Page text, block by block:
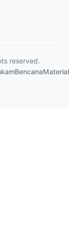
reserved.
BencanaMaterial